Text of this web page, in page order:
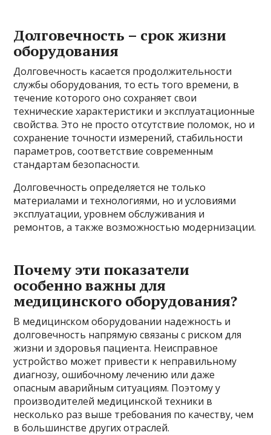
Долговечность – срок жизни
оборудования
Долговечность касается продолжительности
службы оборудования, то есть того времени, в
течение которого оно сохраняет свои
технические характеристики и эксплуатационные
свойства. Это не просто отсутствие поломок, но и
сохранение точности измерений, стабильности
параметров, соответствие современным
стандартам безопасности.
Долговечность определяется не только
материалами и технологиями, но и условиями
эксплуатации, уровнем обслуживания и
ремонтов, а также возможностью модернизации.
Почему эти показатели
особенно важны для
медицинского оборудования?
В медицинском оборудовании надежность и
долговечность напрямую связаны с риском для
жизни и здоровья пациента. Неисправное
устройство может привести к неправильному
диагнозу, ошибочному лечению или даже
опасным аварийным ситуациям. Поэтому у
производителей медицинской техники в
несколько раз выше требования по качеству, чем
в большинстве других отраслей.